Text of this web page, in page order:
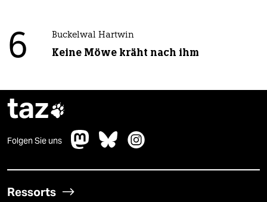
6 Buckelwal Hartwin
Keine Möwe kräht nach ihm
taz
Folgen Sie uns
Ressorts